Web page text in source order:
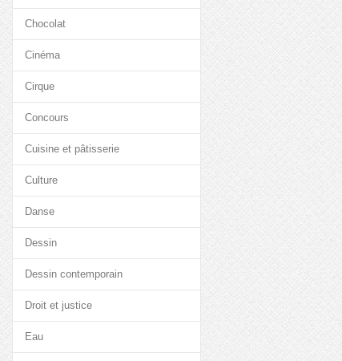
Chocolat
Cinéma
Cirque
Concours
Cuisine et pâtisserie
Culture
Danse
Dessin
Dessin contemporain
Droit et justice
Eau